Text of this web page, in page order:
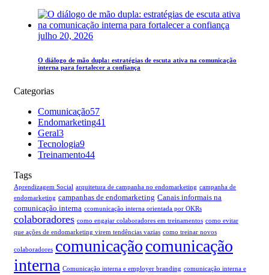
julho 20, 2026
O diálogo de mão dupla: estratégias de escuta ativa na comunicação
interna para fortalecer a confiança
Categorias
Comunicação57
Endomarketing41
Geral3
Tecnologia9
Treinamento44
Tags
Aprendizagem Social arquitetura de campanha no endomarketing campanha de
endomarketing campanhas de endomarketing Canais informais na
comunicação interna ccomunicação interna orientada por OKRs
colaboradores como engajar colaboradores em treinamentos como evitar
que ações de endomarketing virem tendências vazias como treinar novos
colaboradores comunicaçãocomunicação
interna Comunicação interna e employer branding comunicação interna e